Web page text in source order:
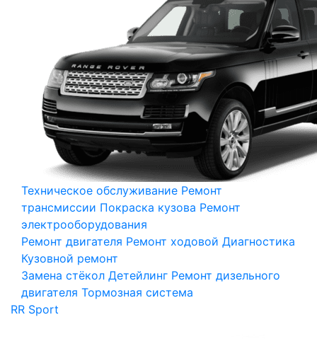
Техническое обслуживание Ремонт
трансмиссии Покраска кузова Ремонт
электрооборудования
Ремонт двигателя Ремонт ходовой Диагностика
Кузовной ремонт
Замена стёкол Детейлинг Ремонт дизельного
двигателя Тормозная система
RR Sport